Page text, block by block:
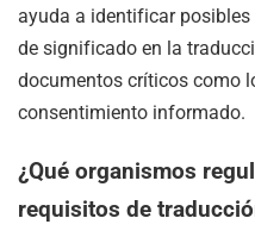
ayuda a identificar
de significado en la
documentos críticos como
consentimiento informado.
¿Qué organismos
requisitos de